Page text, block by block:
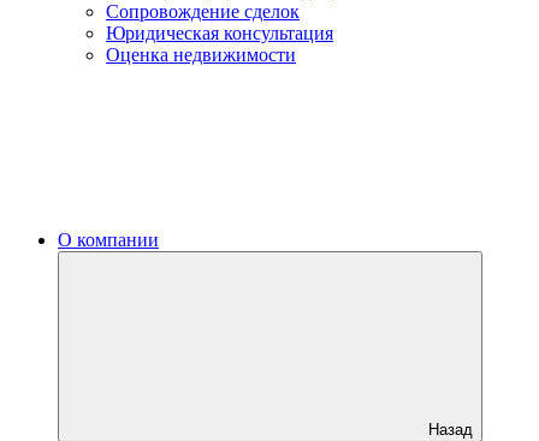
Сопровождение сделок
Юридическая консультация
Оценка недвижимости
О компании
Назад